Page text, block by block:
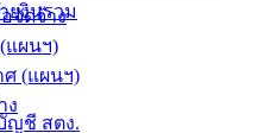
จัดจ้าง
แผนฯ)
ศ (แผนฯ)
ง
ยงินรวม
ญชี สตง.